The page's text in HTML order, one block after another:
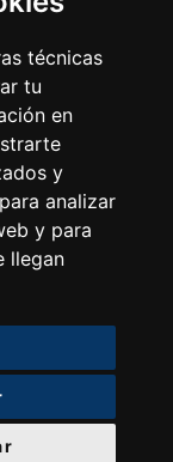
técnicas
tu
en
y
analizar
y para
llegan
Ese es
BY:SVG